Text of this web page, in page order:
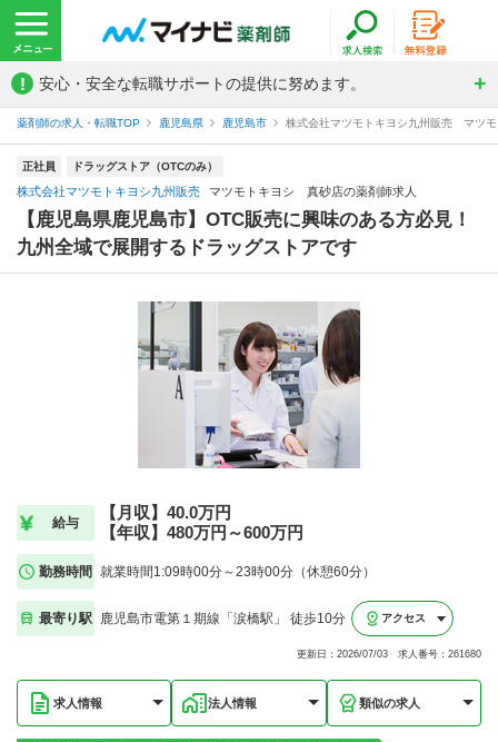
! 安心・安全な転職サポートの提供に努めます。
薬剤師の求人・転職TOP 鹿児島県 鹿児島市 株式会社マツモトキヨシ九州販売 マツ
正社員 ドラッグストア（OTCのみ）
株式会社マツモトキヨシ九州販売 マツモトキヨシ 真砂店の薬剤師求人
【鹿児島県鹿児島市】OTC販売に興味のある方必見！
九州全域で展開するドラッグストアです
給与
【月収】40.0万円
【年収】480万円～600万円
勤務時間 就業時間1:09時00分～23時00分（休憩60分）
最寄り駅 鹿児島市電第１期線「涙橋駅」 徒歩10分 アクセス
更新日：2026/07/03 求人番号：261680
求人情報 法人情報 類似の求人